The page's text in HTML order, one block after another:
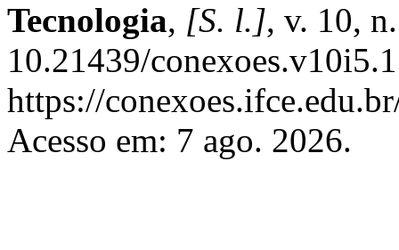
Tecnologia, [S. l.], v. 10,
10.21439/
https://
Acesso em: 7 ago. 2026.